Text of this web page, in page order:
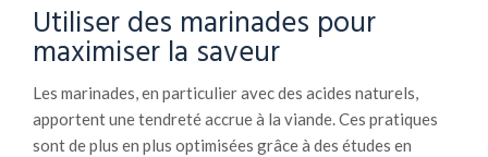
Utiliser des marinades pour
maximiser la saveur
Les marinades, en particulier avec des acides naturels,
apportent une tendreté accrue à la viande. Ces pratiques
sont de plus en plus optimisées grâce à des études en